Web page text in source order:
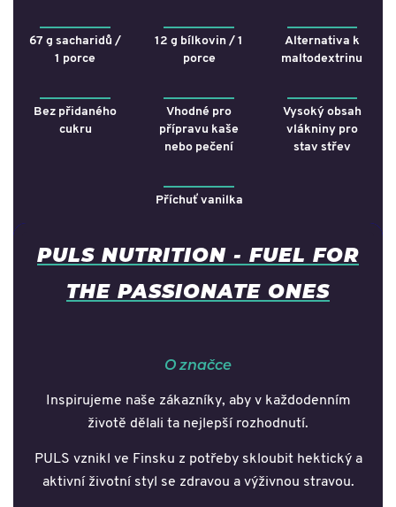
67 g sacharidů /
1 porce
12 g bílkovin / 1
porce
Alternativa k
maltodextrinu
Bez přidaného
cukru
Vhodné pro
přípravu kaše
nebo pečení
Vysoký obsah
vlákniny pro
stav střev
Příchuť vanilka
PULS NUTRITION - FUEL FOR
THE PASSIONATE ONES
O značce
Inspirujeme naše zákazníky, aby v každodenním
životě dělali ta nejlepší rozhodnutí.
PULS vznikl ve Finsku z potřeby skloubit hektický a
aktivní životní styl se zdravou a výživnou stravou.